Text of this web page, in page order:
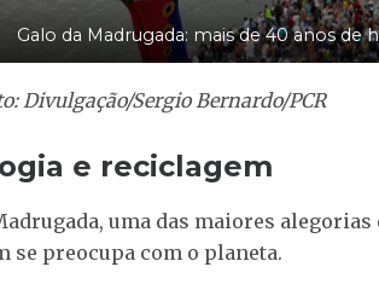
Galo da Madrugada: mais de 40 anos de
Divulgação/Sergio Bernardo/PCR
e reciclagem
uma das maiores
se preocupa com o planeta.